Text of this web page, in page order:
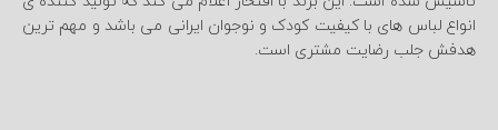
انواع لباس های با کیفیت کودک و نوجوان ایرانی می باشد و مهم ترین
هدفش جلب رضایت مشتری است.